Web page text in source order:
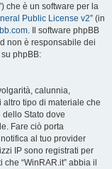
che è un software per la
Public License v2” (in
. Il software phpBB
non è responsabile dei
phpBB:
calunnia,
tipo di materiale che
Stato dove
Fare ciò porta
al tuo provider
IP sono registrati per
“WinRAR.it” abbia il